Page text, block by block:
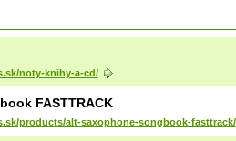
noty-knihy-a-cd/
FASTTRACK
products/alt-saxophone-songbook-fasttrack/